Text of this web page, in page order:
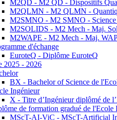
M2QD - M2 QD - Dispositifs
M2QLMN - M2 QLMN -
M2SMNO - M2 SMNO - Science
M2SOLIDS - M2 Mech - Maj.
M2WAPE - M2 Mech - Maj.
d'échange
EuroteQ - Diplôme EuroteQ
2025 - 2026
BX - Bachelor of Science de
Ingénieur
X - Titre d’Ingénieur diplômé de
de formation gradué de
MScT-AI-ViC - MScT-Artificial